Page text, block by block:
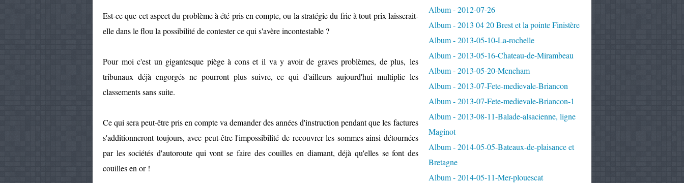
Est-ce que cet aspect du problème à été pris en compte, ou la stratégie du fric à tout prix laisserait-
elle dans le flou la possibilité de contester ce qui s'avère incontestable ?
Pour moi c'est un gigantesque piège à cons et il va y avoir de graves problèmes, de plus, les
tribunaux déjà engorgés ne pourront plus suivre, ce qui d'ailleurs aujourd'hui multiplie les
classements sans suite.
Ce qui sera peut-être pris en compte va demander des années d'instruction pendant que les factures
s'additionneront toujours, avec peut-être l'impossibilité de recouvrer les sommes ainsi détournées
par les sociétés d'autoroute qui vont se faire des couilles en diamant, déjà qu'elles se font des
couilles en or !
Album - 2012-07-26
Album - 2013 04 20 Brest et la pointe Finistère
Album - 2013-05-10-La-rochelle
Album - 2013-05-16-Chateau-de-Mirambeau
Album - 2013-05-20-Meneham
Album - 2013-07-Fete-medievale-Briancon
Album - 2013-07-Fete-medievale-Briancon-1
Album - 2013-08-11-Balade-alsacienne, ligne
Maginot
Album - 2014-05-05-Bateaux-de-plaisance et
Bretagne
Album - 2014-05-11-Mer-plouescat